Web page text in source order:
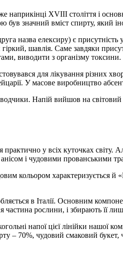
наприкінці XVIII століття і
був значний вміст спирту, який
назва елексиру) є
шавлія. Саме завдяки
виводити з організму
для лікування різних
У масове виробництво
Напій вийшов на
у всіх куточках
і чудовими прованськими
кольором характеризується й
в Італії. Основним
рослини, і збирають її
напої цієї лінійки нашої
– 70%, чудовий смаковий букет,